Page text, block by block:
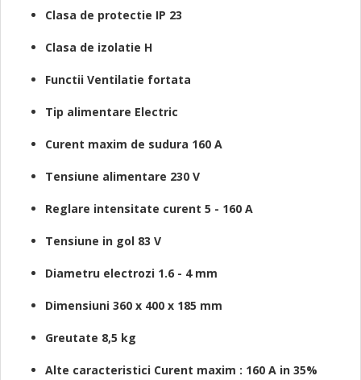
Clasa de protectie IP 23
Clasa de izolatie H
Functii Ventilatie fortata
Tip alimentare Electric
Curent maxim de sudura 160 A
Tensiune alimentare 230 V
Reglare intensitate curent 5 - 160 A
Tensiune in gol 83 V
Diametru electrozi 1.6 - 4 mm
Dimensiuni 360 x 400 x 185 mm
Greutate 8,5 kg
Alte caracteristici Curent maxim : 160 A in 35%